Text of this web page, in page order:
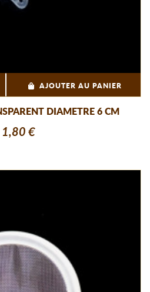
AJOUTER AU PANIER
DIAMETRE 6 CM
1,80 €